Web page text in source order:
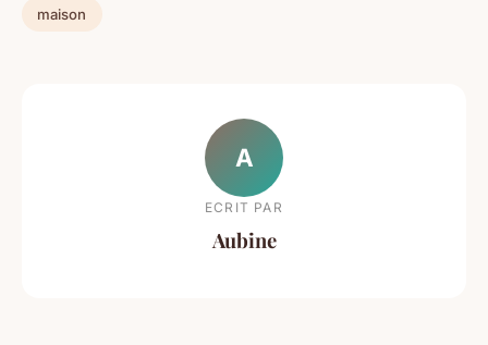
maison
A
ECRIT PAR
Aubine